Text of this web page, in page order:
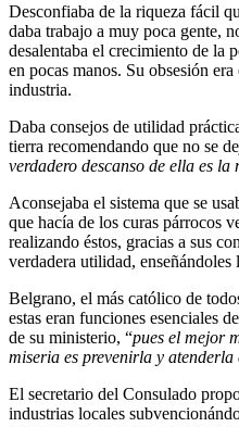
Desconfiaba de la riqueza fácil
daba trabajo a muy poca gente,
desalentaba el crecimiento de la
en pocas manos. Su obsesión
industria.
Daba consejos de utilidad
tierra recomendando que no se
verdadero descanso de ella es
Aconsejaba el sistema que se
que hacía de los curas párrocos
realizando éstos, gracias a sus
verdadera utilidad, enseñándoles
Belgrano, el más católico de
estas eran funciones esenciales
de su ministerio, “pues el mejor
miseria es prevenirla y atenderla
El secretario del Consulado
industrias locales